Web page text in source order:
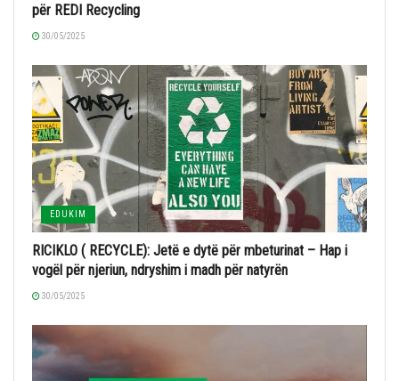
për REDI Recycling
30/05/2025
EDUKIM
RICIKLO ( RECYCLE): Jetë e dytë për mbeturinat – Hap i
vogël për njeriun, ndryshim i madh për natyrën
30/05/2025